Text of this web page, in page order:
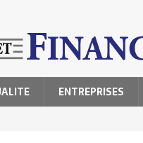
ENTREPRISES